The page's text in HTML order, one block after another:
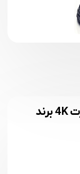
کابل HDMI با قابلیت ساپورت 4K برند